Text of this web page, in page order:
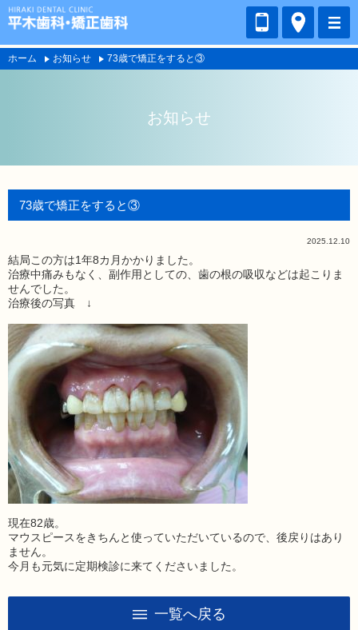
ホーム お知らせ 73歳で矯正をすると③
お知らせ
73歳で矯正をすると③
2025.12.10
結局この方は1年8カ月かかりました。
治療中痛みもなく、副作用としての、歯の根の吸収などは起こりま
せんでした。
治療後の写真 ↓
現在82歳。
マウスピースをきちんと使っていただいているので、後戻りはあり
ません。
今月も元気に定期検診に来てくださいました。
一覧へ戻る